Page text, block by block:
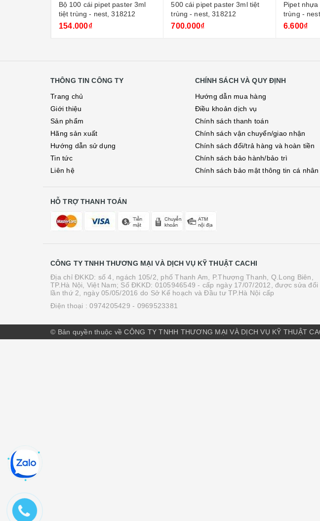
Bộ 100 cái pipet paster 3ml
tiệt trùng - nest, 318212
154.000₫
500 cái pipet paster 3ml tiệt
trùng - nest, 318212
700.000₫
Pipet
trùng -
6.600₫
THÔNG TIN CÔNG TY
Trang chủ
Giới thiệu
Sản phẩm
Hãng sản xuất
Hướng dẫn sử dụng
Tin tức
Liên hệ
CHÍNH SÁCH VÀ QUY ĐỊNH
Hướng dẫn mua hàng
Điều khoản dịch vụ
Chính sách thanh toán
Chính sách vận chuyển/giao nhận
Chính sách đổi/trả hàng và hoàn tiền
Chính sách bảo hành/bảo trì
Chính sách bảo mật thông tin cá nhân
HỖ TRỢ THANH TOÁN
CÔNG TY TNHH THƯƠNG MẠI VÀ DỊCH VỤ KỸ THUẬT CACHI
Địa chỉ ĐKKD: số 4, ngách 105/2, phố Thanh Am, P.Thượng Thanh, Q.Long Biên,
TP.Hà Nội, Việt Nam; Số ĐKKD: 0105946549 - cấp ngày 17/07/2012, được sửa đổi
lần thứ 2, ngày 05/05/2016 do Sở Kế hoạch và Đầu tư TP.Hà Nội cấp
Điện thoại :0974205429 - 0969523381
© Bản quyền thuộc về CÔNG TY TNHH THƯƠNG MẠI VÀ DỊCH VỤ KỸ THUẬT